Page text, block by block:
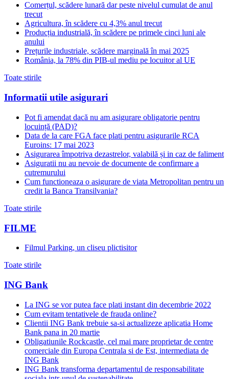
Comerțul, scădere lunară dar peste nivelul cumulat de anul
trecut
Agricultura, în scădere cu 4,3% anul trecut
Producția industrială, în scădere pe primele cinci luni ale
anului
Prețurile industriale, scădere marginală în mai 2025
România, la 78% din PIB-ul mediu pe locuitor al UE
Toate stirile
Informatii utile asigurari
Pot fi amendat dacă nu am asigurare obligatorie pentru
locuință (PAD)?
Data de la care FGA face plati pentru asigurarile RCA
Euroins: 17 mai 2023
Asigurarea împotriva dezastrelor, valabilă și in caz de faliment
Asiguratii nu au nevoie de documente de confirmare a
cutremurului
Cum functioneaza o asigurare de viata Metropolitan pentru un
credit la Banca Transilvania?
Toate stirile
FILME
Filmul Parking, un cliseu plictisitor
Toate stirile
ING Bank
La ING se vor putea face plati instant din decembrie 2022
Cum evitam tentativele de frauda online?
Clientii ING Bank trebuie sa-si actualizeze aplicatia Home
Bank pana in 20 martie
Obligatiunile Rockcastle, cel mai mare proprietar de centre
comerciale din Europa Centrala si de Est, intermediata de
ING Bank
ING Bank transforma departamentul de responsabilitate